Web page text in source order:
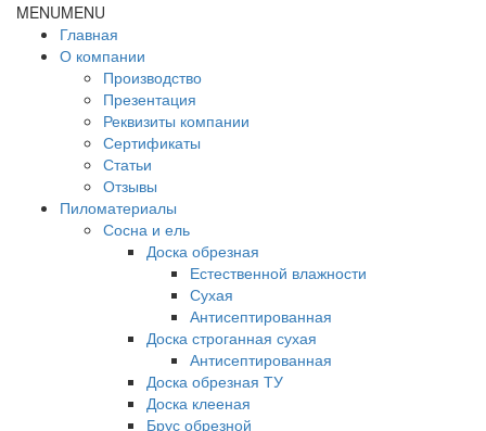
MENUMENU
Главная
О компании
Производство
Презентация
Реквизиты компании
Сертификаты
Статьи
Отзывы
Пиломатериалы
Сосна и ель
Доска обрезная
Естественной влажности
Сухая
Антисептированная
Доска строганная сухая
Антисептированная
Доска обрезная ТУ
Доска клееная
Брус обрезной